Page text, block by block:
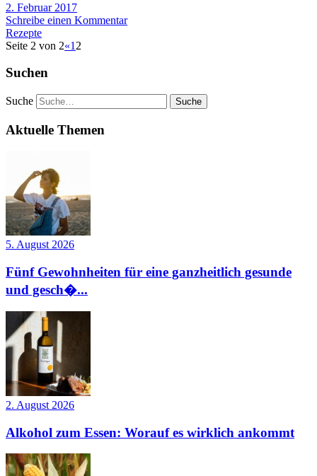
2. Februar 2017
Schreibe einen Kommentar
Rezepte
Seite 2 von 2«1 2
Suchen
Suche
Aktuelle Themen
5. August 2026
Fünf Gewohnheiten für eine ganzheitlich gesunde
und gesch�...
2. August 2026
Alkohol zum Essen: Worauf es wirklich ankommt